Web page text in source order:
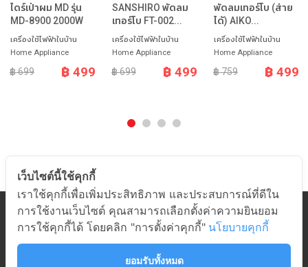
ไดร์เป่าผม MD รุ่น
MD-8900 2000W
เครื่องใช้ไฟฟ้าในบ้าน
Home Appliance
฿ 699 ฿ 499
SANSHIRO พัดลม
เทอร์โบ FT-002...
เครื่องใช้ไฟฟ้าในบ้าน
Home Appliance
฿ 699 ฿ 499
พัดลมเทอร์โบ (ส่าย
ได้) AIKO...
เครื่องใช้ไฟฟ้าในบ้าน
Home Appliance
฿ 759 ฿ 499
หมวดสินค้า
เกี่ยวกับอมร
ช่วยเหลือ
เว็บไซต์นี้ใช้คุกกี้
เราใช้คุกกี้เพื่อเพิ่มประสิทธิภาพ และประสบการณ์ที่ดีใน
การใช้งานเว็บไซต์ คุณสามารถเลือกตั้งค่าความยินยอม
การใช้คุกกี้ได้ โดยคลิก "การตั้งค่าคุกกี้" นโยบายคุกกี้
ยอมรับทั้งหมด